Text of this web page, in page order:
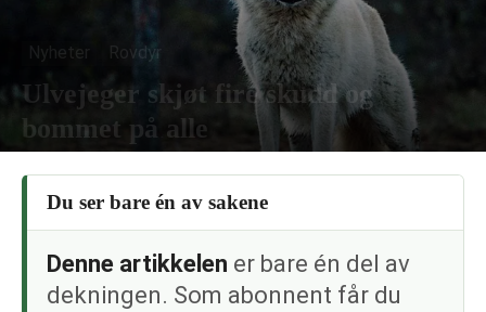
Nyheter Rovdyr
Ulvejeger skjøt fire skudd og
bommet på alle
Du ser bare én av sakene
Denne artikkelen er bare én del av
dekningen. Som abonnent får du